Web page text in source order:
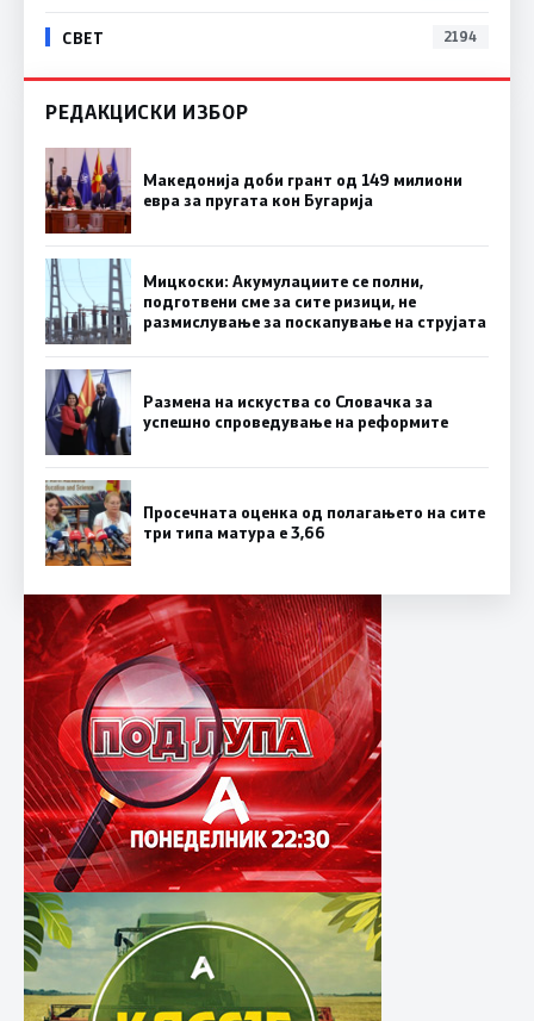
СВЕТ 2194
РЕДАКЦИСКИ ИЗБОР
Македонија доби грант од 149 милиони
евра за пругата кон Бугарија
Мицкоски: Акумулациите се полни,
подготвени сме за сите ризици, не
размислување за поскапување на струјата
Размена на искуства со Словачка за
успешно спроведување на реформите
Просечната оценка од полагањето на сите
три типа матура е 3,66